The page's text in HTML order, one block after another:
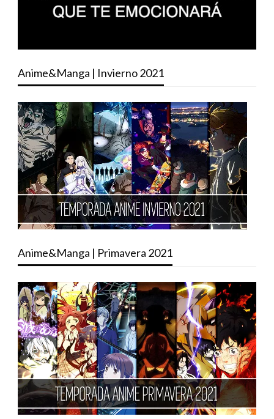
Anime&Manga | Invierno 2021
Anime&Manga | Primavera 2021